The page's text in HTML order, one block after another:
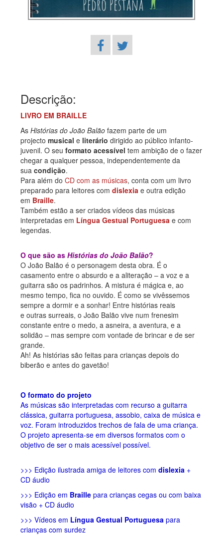
Descrição:
LIVRO EM BRAILLE
AsHistórias do João Balão fazem parte de um
projectomusical e literário dirigido ao público infanto-
juvenil. O seuformato acessível tem ambição de o fazer
chegar a qualquer pessoa, independentemente da
suacondição.
Para além doCD com as músicas, conta com um livro
preparado para leitores comdislexia e outra edição
em Braille.
Também estão a ser criados vídeos das músicas
interpretadas em Língua Gestual Portuguesa e com
legendas.
O que são asHistórias do João Balão?
O João Balão é o personagem desta obra. É o
casamento entre o absurdo e a aliteração – a voz e a
guitarra são os padrinhos. A mistura é mágica e, ao
mesmo tempo, fica no ouvido. É como se vivêssemos
sempre a dormir e a sonhar! Entre histórias reais
e outras surreais, o João Balão vive num frenesim
constante entre o medo, a asneira, a aventura, e a
solidão – mas sempre com vontade de brincar e de ser
grande.
Ah! As histórias são feitas para crianças depois do
biberão e antes do gavetão!
O formato do projeto
As músicas são interpretadas com recurso a guitarra
clássica, guitarra portuguesa, assobio, caixa de música e
voz. Foram introduzidos trechos de fala de uma criança.
O projeto apresenta-se em diversos formatos com o
objetivo de ser o mais acessível possível.
>>> Edição ilustrada amiga de leitores comdislexia +
CD áudio
>>> Edição em Braille para crianças cegas ou com baixa
visão + CD áudio
>>> Vídeos em Língua Gestual Portuguesa para
crianças com surdez